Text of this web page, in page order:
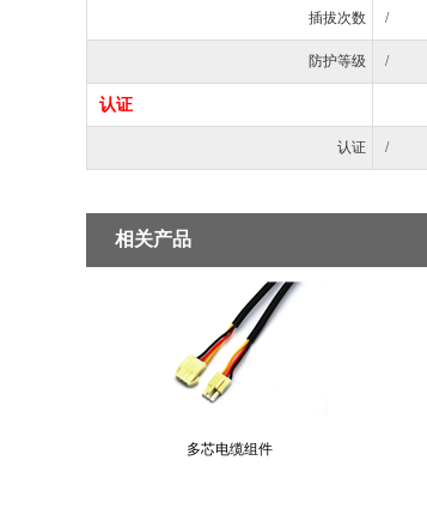
插拔次数 /
防护等级 /
认证
认证 /
相关产品
多芯电缆组件